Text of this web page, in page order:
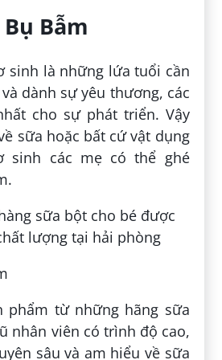
Bẫm
sinh là những lứa tuổi cần
dành sự yêu thương, các
cho sự phát triển. Vậy
sữa hoặc bất cứ vật dụng
sinh các mẹ có thể ghé
phẩm từ những hãng sữa
nhân viên có trình độ cao,
sâu và am hiểu về sữa